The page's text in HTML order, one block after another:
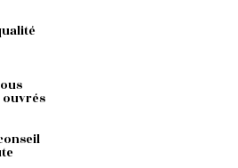
ouvrés